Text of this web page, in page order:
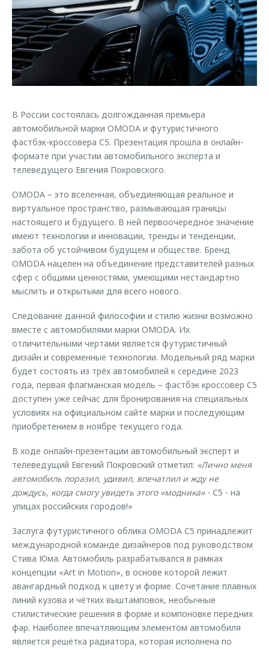
Страхование
Кредитный калькулятор
Аксессуары
Одежда и сувениры
Запчасти
Трейд-ин
Калькулятор трейд-ин
Клиентская поддержка
O&J Автоклуб
Клуб владельцев OMODA
Приложение O&J
Одежда и сувениры
Оригинальные аксессуары
Запчасти
Обратная связь
В России состоялась долгожданная премьера
автомобильной марки OMODA и футуристичного
фастбэк-кроссовера C5. Презентация прошла в онлайн-
формате при участии автомобильного эксперта и
телеведущего Евгения Покровского.
OMODA – это вселенная, объединяющая реальное и
виртуальное пространство, размывающая границы
настоящего и будущего. В ней первоочередное значение
имеют технологии и инновации, тренды и тенденции,
забота об устойчивом будущем и обществе. Бренд
OMODA нацелен на объединение представителей разных
сфер с общими ценностями, умеющими нестандартно
мыслить и открытыми для всего нового.
Следование данной философии и стилю жизни возможно
вместе с автомобилями марки OMODA. Их
отличительными чертами является футуристичный
дизайн и современные технологии. Модельный ряд марки
будет состоять из трёх автомобилей к середине 2023
года, первая флагманская модель – фастбэк кроссовер C5
доступен уже сейчас для бронирования на специальных
условиях на официальном сайте марки и последующим
приобретением в ноябре текущего года.
В ходе онлайн-презентации автомобильный эксперт и
телеведущий Евгений Покровский отметил: «Лично меня
автомобиль поразил, удивил, впечатлил и жду не
дождусь, когда смогу увидеть этого «модника»- С5 - на
улицах российских городов!»
Заслуга футуристичного облика OMODA С5 принадлежит
международной команде дизайнеров под руководством
Стива Юма. Автомобиль разрабатывался в рамках
концепции «Art in Motion», в основе которой лежит
авангардный подход к цвету и форме. Сочетание плавных
линий кузова и чётких выштамповок, необычные
стилистические решения в форме и компоновке передних
фар. Наиболее впечатляющим элементом автомобиля
является решётка радиатора, которая исполнена по